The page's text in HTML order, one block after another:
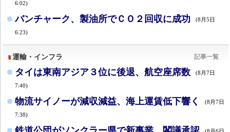
6:02)
バンチャーク、製油所でＣＯ２回収に成功 (8月5日
6:23)
運輸・インフラ 記事一覧
タイは東南アジア３位に後退、航空座席数 (8月7日
7:40)
物流サイノーが減収減益、海上運賃低下響く (8月7日
7:38)